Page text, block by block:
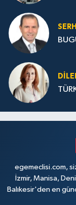
egemeclisi.com,
İzmir, Manisa,
Balıkesir'den en